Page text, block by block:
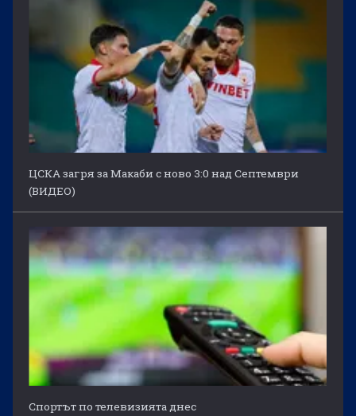
ЦСКА загря за Макаби с ново 3:0 над Септември
(ВИДЕО)
Спортът по телевизията днес